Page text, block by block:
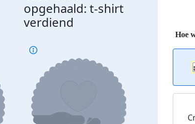
opgehaald: t-shirt
verdiend